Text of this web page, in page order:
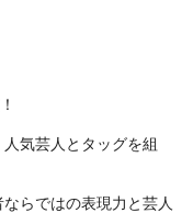
気芸人とタッグを組
らではの表現力と芸人